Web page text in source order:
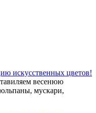
искусственных цветов!
весенюю
мускари,